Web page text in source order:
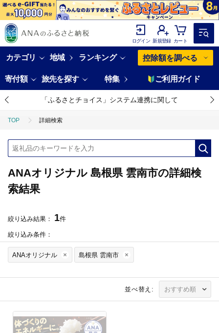
ログイン 新規登録 カート
カテゴリ 地域 ランキング 控除額を調べる
寄付額 旅先を探す 特集 ご利用ガイド
「ふるさとチョイス」システム連携に関して
TOP 詳細検索
ANAオリジナル 島根県 雲南市の詳細検
索結果
絞り込み結果： 1件
絞り込み条件：
ANAオリジナル 島根県 雲南市
並べ替え: